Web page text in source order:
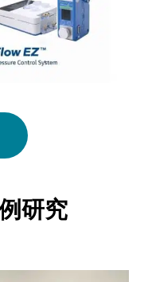
研究